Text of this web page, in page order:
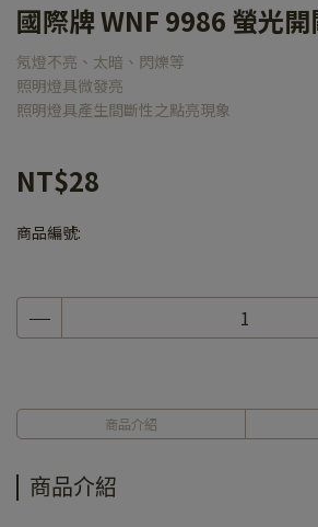
國際牌 WNF 9986 螢光
氖燈不亮、太暗、閃爍等
照明燈具微發亮
照明燈具產生間斷性之點亮現象
NT$28
商品編號:
商品介紹
商品介紹